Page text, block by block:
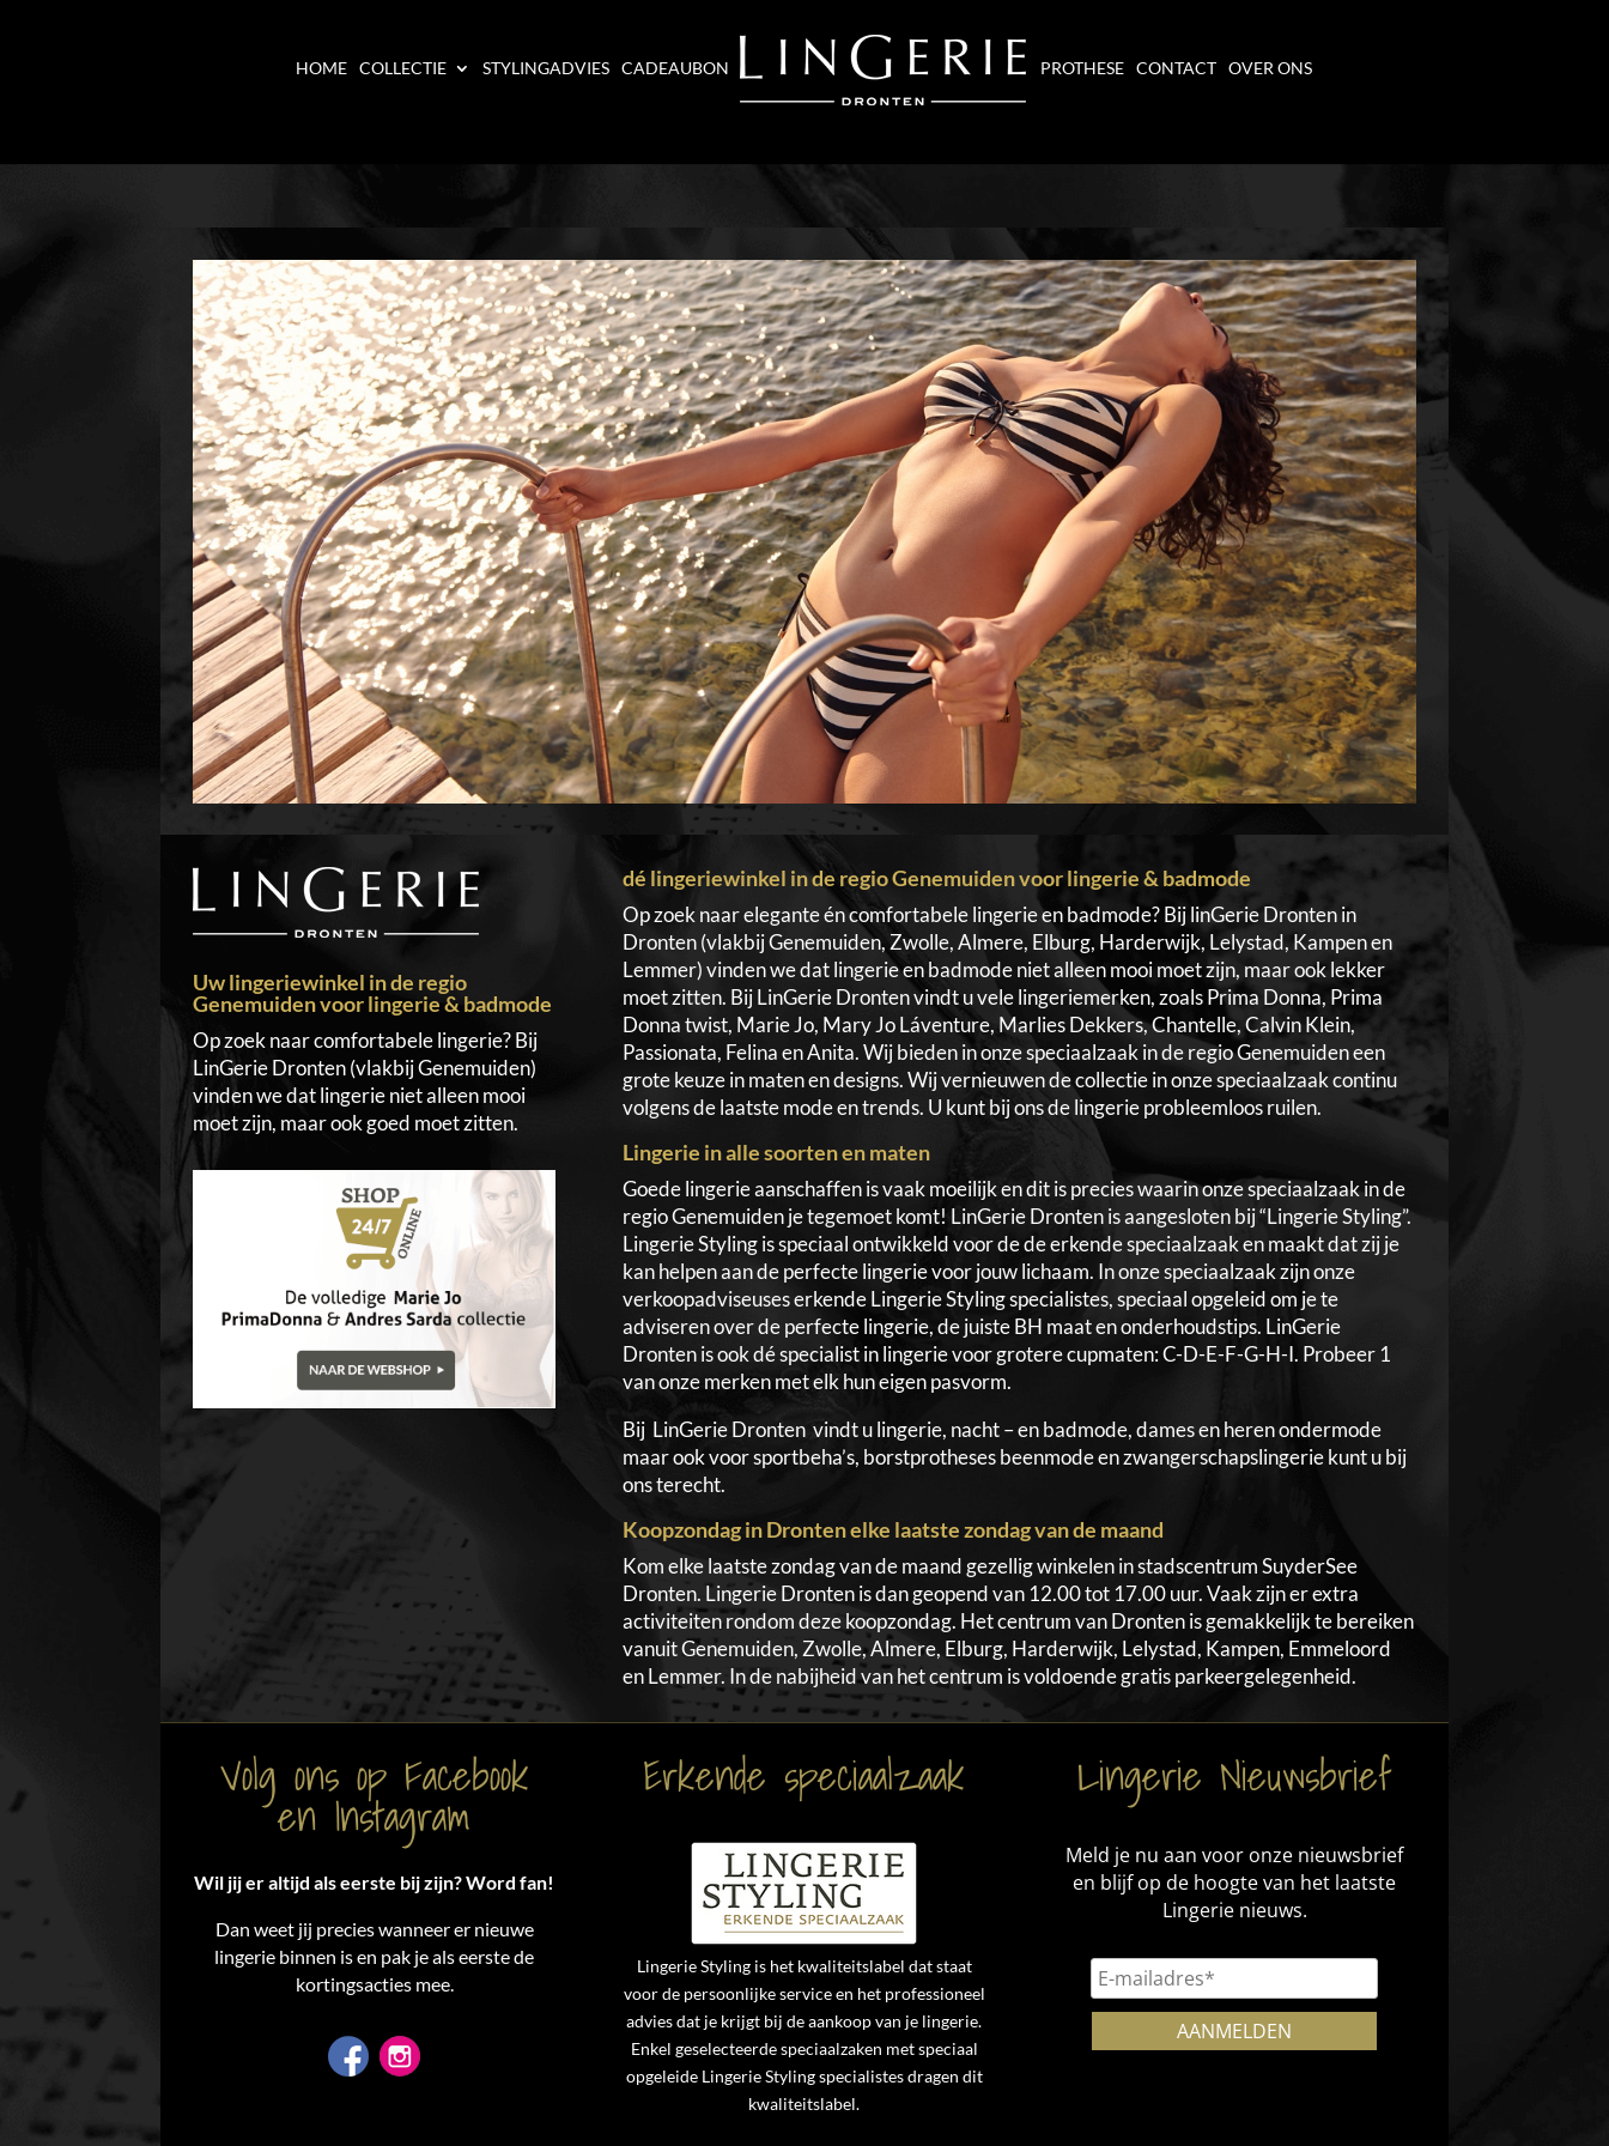
HOME COLLECTIE STYLINGADVIES CADEAUBON PROTHESE CONTACT OVER ONS
Uw lingeriewinkel in de regio
Genemuiden voor lingerie & badmode
Op zoek naar comfortabele lingerie? Bij
LinGerie Dronten (vlakbij Genemuiden)
vinden we dat lingerie niet alleen mooi
moet zijn, maar ook goed moet zitten.
dé lingeriewinkel in de regio Genemuiden voor lingerie & badmode
Op zoek naar elegante én comfortabele lingerie en badmode? Bij linGerie Dronten in
Dronten (vlakbij Genemuiden, Zwolle, Almere, Elburg, Harderwijk, Lelystad, Kampen en
Lemmer) vinden we dat lingerie en badmode niet alleen mooi moet zijn, maar ook lekker
moet zitten. Bij LinGerie Dronten vindt u vele lingeriemerken, zoals Prima Donna, Prima
Donna twist, Marie Jo, Mary Jo Láventure, Marlies Dekkers, Chantelle, Calvin Klein,
Passionata, Felina en Anita. Wij bieden in onze speciaalzaak in de regio Genemuiden een
grote keuze in maten en designs. Wij vernieuwen de collectie in onze speciaalzaak continu
volgens de laatste mode en trends. U kunt bij ons de lingerie probleemloos ruilen.
Lingerie in alle soorten en maten
Goede lingerie aanschaffen is vaak moeilijk en dit is precies waarin onze speciaalzaak in de
regio Genemuiden je tegemoet komt! LinGerie Dronten is aangesloten bij “Lingerie Styling”.
Lingerie Styling is speciaal ontwikkeld voor de de erkende speciaalzaak en maakt dat zij je
kan helpen aan de perfecte lingerie voor jouw lichaam. In onze speciaalzaak zijn onze
verkoopadviseuses erkende Lingerie Styling specialistes, speciaal opgeleid om je te
adviseren over de perfecte lingerie, de juiste BH maat en onderhoudstips. LinGerie
Dronten is ook dé specialist in lingerie voor grotere cupmaten: C-D-E-F-G-H-I. Probeer 1
van onze merken met elk hun eigen pasvorm.
Bij LinGerie Dronten vindt u lingerie, nacht – en badmode, dames en heren ondermode
maar ook voor sportbeha’s, borstprotheses beenmode en zwangerschapslingerie kunt u bij
ons terecht.
Koopzondag in Dronten elke laatste zondag van de maand
Kom elke laatste zondag van de maand gezellig winkelen in stadscentrum SuyderSee
Dronten. Lingerie Dronten is dan geopend van 12.00 tot 17.00 uur. Vaak zijn er extra
activiteiten rondom deze koopzondag. Het centrum van Dronten is gemakkelijk te bereiken
vanuit Genemuiden, Zwolle, Almere, Elburg, Harderwijk, Lelystad, Kampen, Emmeloord
en Lemmer. In de nabijheid van het centrum is voldoende gratis parkeergelegenheid.
Volg ons op Facebook
en Instagram
Wil jij er altijd als eerste bij zijn? Word fan!
Dan weet jij precies wanneer er nieuwe
lingerie binnen is en pak je als eerste de
kortingsacties mee.
Erkende speciaalzaak
Lingerie Styling is het kwaliteitslabel dat staat
voor de persoonlijke service en het professioneel
advies dat je krijgt bij de aankoop van je lingerie.
Enkel geselecteerde speciaalzaken met speciaal
opgeleide Lingerie Styling specialistes dragen dit
kwaliteitslabel.
Lingerie Nieuwsbrief
Meld je nu aan voor onze nieuwsbrief
en blijf op de hoogte van het laatste
Lingerie nieuws.